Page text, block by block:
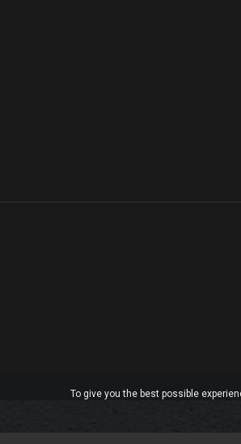
To give you the best possible